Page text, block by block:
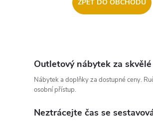
ZPĚT DO OBCHODU
Outletový nábytek za
Nábytek a doplňky za dostupné ceny.
osobní přístup.
Neztrácejte čas se